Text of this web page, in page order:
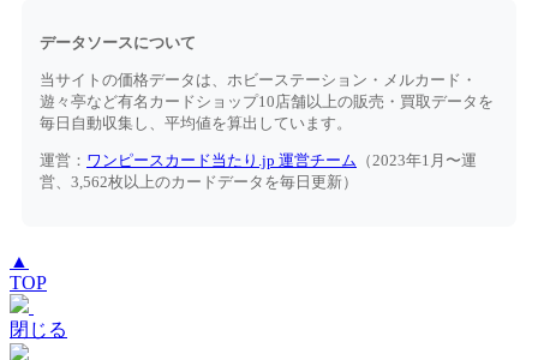
データソースについて
当サイトの価格データは、ホビーステーション・メルカード・
遊々亭など有名カードショップ10店舗以上の販売・買取データを
毎日自動収集し、平均値を算出しています。
運営： ワンピースカード当たり.jp 運営チーム （2023年1月〜運
営、3,562枚以上のカードデータを毎日更新）
▲
TOP
閉じる